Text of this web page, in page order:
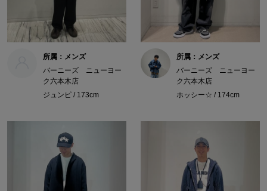
所属：メンズ
バーニーズ ニューヨー
ク六本木店
ジュンピ / 173cm
所属：メンズ
バーニーズ ニューヨー
ク六本木店
ホッシー☆ / 174cm